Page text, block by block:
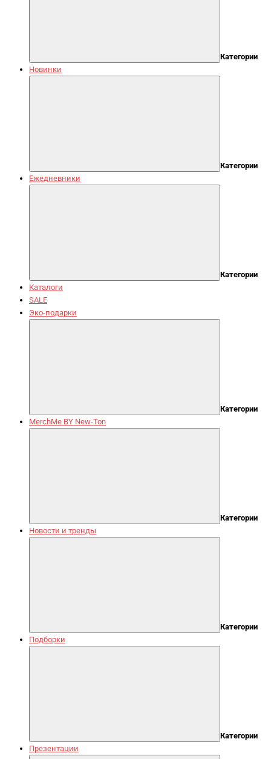
Категории
Новинки
Категории
Ежедневники
Категории
Каталоги
SALE
Эко-подарки
Категории
MerchMe BY New-Ton
Категории
Новости и тренды
Категории
Подборки
Категории
Презентации